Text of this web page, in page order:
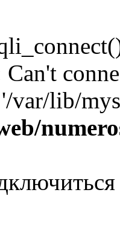
var/lib/